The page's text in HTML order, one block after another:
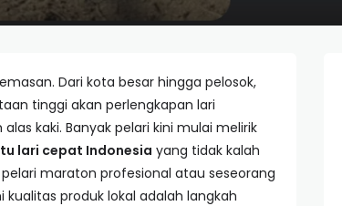
Dari kota besar hingga pelosok,
tinggi akan perlengkapan lari
kaki. Banyak pelari kini mulai melirik
lari cepat Indonesia yang tidak kalah
maraton profesional atau seseorang
produk lokal adalah langkah